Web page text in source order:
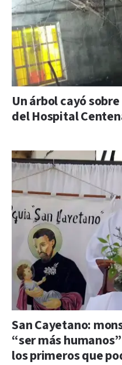
Un árbol cayó
del Hospital
San Cayetano:
“ser más
los primeros que